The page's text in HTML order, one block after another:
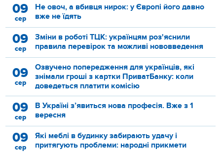
09
сер
Не овоч, а вбивця нирок: у Європі його давно
вже не їдять
09
сер
Зміни в роботі ТЦК: українцям роз'яснили
правила перевірок та можливі нововведення
09
сер
Озвучено попередження для українців, які
знімали гроші з картки ПриватБанку: коли
доведеться платити комісію
09
сер
В Україні з’явиться нова професія. Вже з 1
вересня
09
сер
Які меблі в будинку забирають удачу і
притягують проблеми: народні прикмети